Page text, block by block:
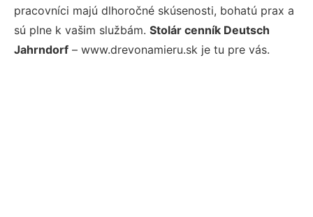
pracovníci majú dlhoročné skúsenosti, bohatú prax a
sú plne k vašim službám. Stolár cenník Deutsch
Jahrndorf – www.drevonamieru.sk je tu pre vás.